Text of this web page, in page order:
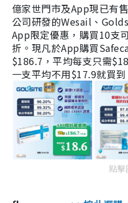
億家世門市及App現已有
公司研發的Wesail、
App限定優惠，購買10支
折。現凡於App購買
$186.7，平均每支只需
一支平均不用$17.9就買
點